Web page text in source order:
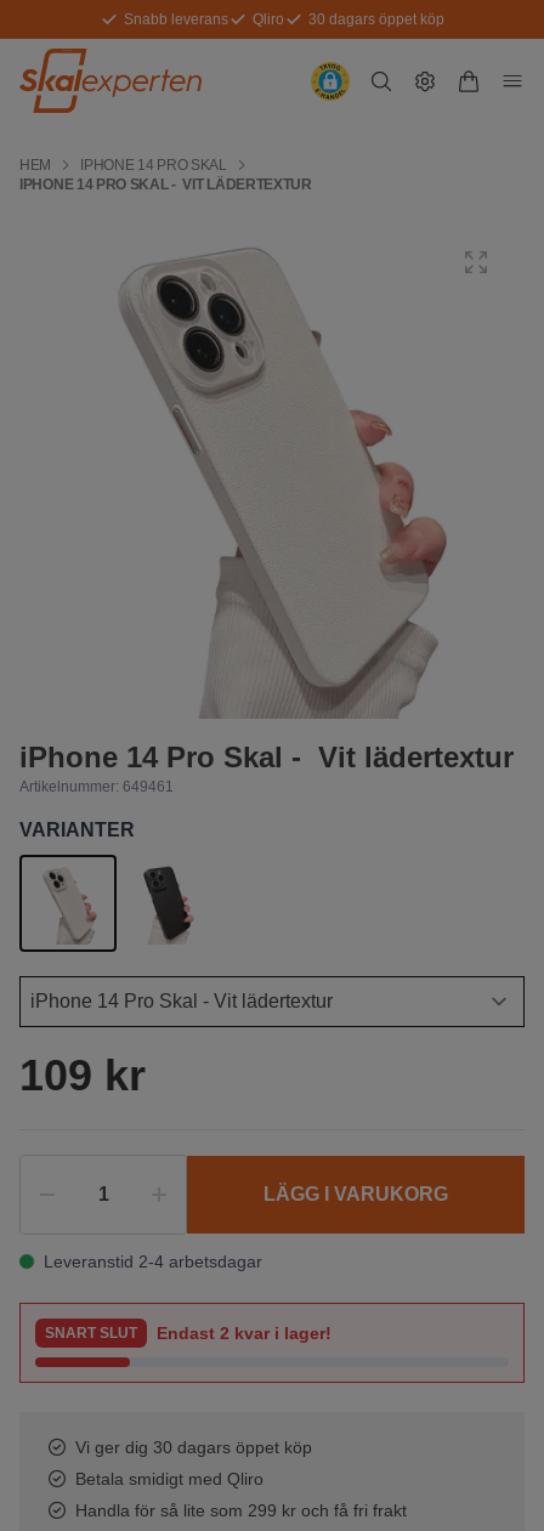
Snabb leverans Qliro 30 dagars öppet köp
HEM
IPHONE 14 PRO SKAL
IPHONE 14 PRO SKAL - VIT LÄDERTEXTUR
iPhone 14 Pro Skal - Vit lädertextur
Artikelnummer: 649461
VARIANTER
109 kr
LÄGG I VARUKORG
Leveranstid 2-4 arbetsdagar
SNART SLUT Endast 2 kvar i lager!
Vi ger dig 30 dagars öppet köp
Betala smidigt med Qliro
Handla för så lite som 299 kr och få fri frakt